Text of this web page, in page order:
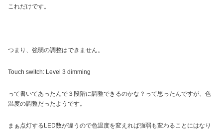
これだけです。
つまり、強弱の調整はできません。
Touch switch: Level 3 dimming
って書いてあったんで３段階に調整できるのかな？って思ったんですが、色
温度の調整だったようです。
まぁ点灯するLED数が違うので色温度を変えれば強弱も変わることにはなり